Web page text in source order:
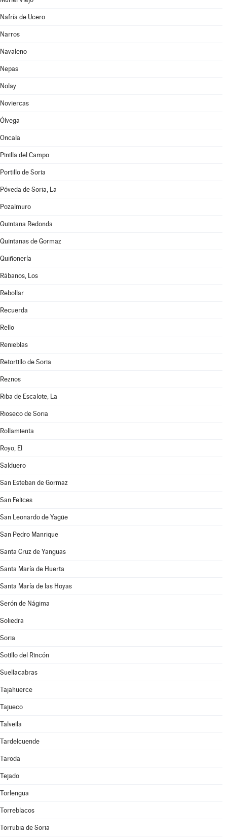
Nafría de Ucero
Narros
Navaleno
Nepas
Nolay
Noviercas
Ólvega
Oncala
Pinilla del Campo
Portillo de Soria
Póveda de Soria, La
Pozalmuro
Quintana Redonda
Quintanas de Gormaz
Quiñonería
Rábanos, Los
Rebollar
Recuerda
Rello
Renieblas
Retortillo de Soria
Reznos
Riba de Escalote, La
Rioseco de Soria
Rollamienta
Royo, El
Salduero
San Esteban de Gormaz
San Felices
San Leonardo de Yagüe
San Pedro Manrique
Santa Cruz de Yanguas
Santa María de Huerta
Santa María de las Hoyas
Serón de Nágima
Soliedra
Soria
Sotillo del Rincón
Suellacabras
Tajahuerce
Tajueco
Talveila
Tardelcuende
Taroda
Tejado
Torlengua
Torreblacos
Torrubia de Soria